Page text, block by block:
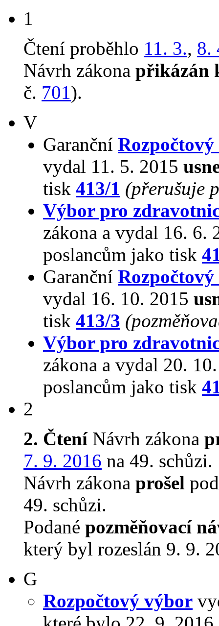
1
Čtení proběhlo 11. 3., 8.
Návrh zákona přikázán
č. 701).
V
Garanční
vydal 11. 5. 2015
tisk 413/1 (přerušuje
Výbor pro
zákona a vydal 16. 6.
poslancům jako tisk
Garanční
vydal 16. 10. 2015
tisk 413/3
Výbor pro
zákona a vydal 20.
poslancům jako tisk
2
2. ČteníNávrh zákona
7. 9. 2016 na 49. schůzi.
Návrh zákona prošel
49. schůzi.
Podané pozměňovací
který byl rozeslán 9. 9.
G
Rozpočtový výbor